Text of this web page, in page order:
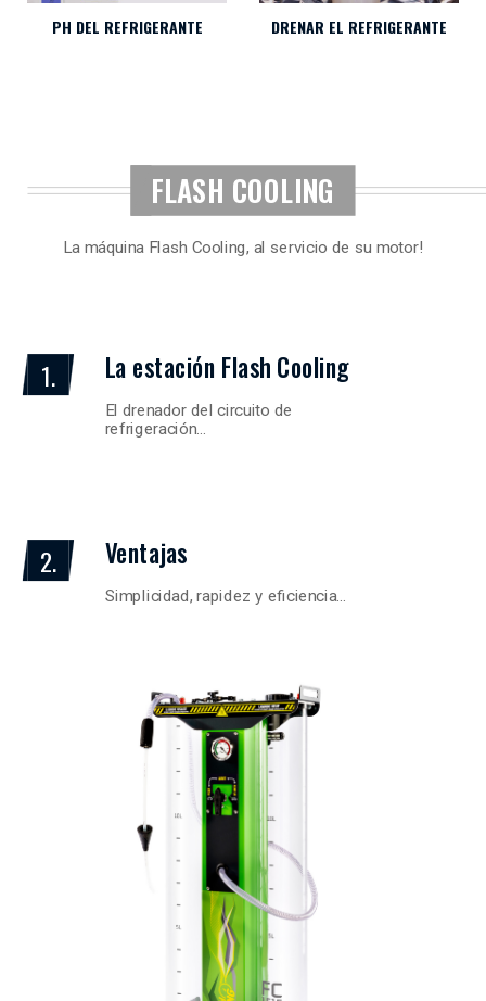
PH DEL REFRIGERANTE DRENAR EL REFRIGERANTE
FLASH COOLING
La máquina Flash Cooling, al servicio de su motor!
1. La estación Flash Cooling
El drenador del circuito de
refrigeración…
2. Ventajas
Simplicidad, rapidez y eficiencia…